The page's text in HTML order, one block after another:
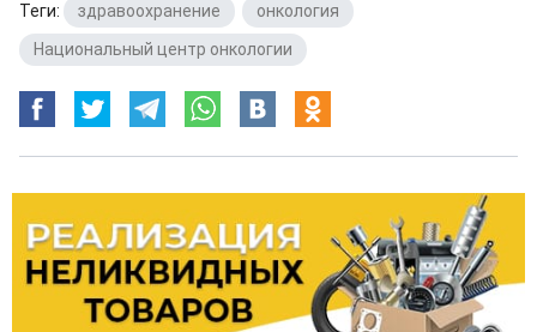
Теги: здравоохранение онкология
Национальный центр онкологии